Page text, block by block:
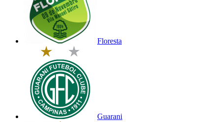
Floresta
Guarani